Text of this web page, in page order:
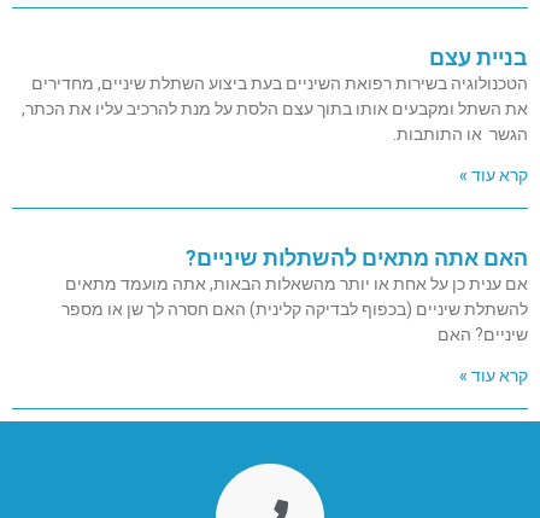
בניית עצם
הטכנולוגיה בשירות רפואת השיניים בעת ביצוע השתלת שיניים, מחדירים
את השתל ומקבעים אותו בתוך עצם הלסת על מנת להרכיב עליו את הכתר,
הגשר או התותבות.
קרא עוד »
האם אתה מתאים להשתלות שיניים?
אם ענית כן על אחת או יותר מהשאלות הבאות, אתה מועמד מתאים
להשתלת שיניים (בכפוף לבדיקה קלינית) האם חסרה לך שן או מספר
שיניים? האם
קרא עוד »